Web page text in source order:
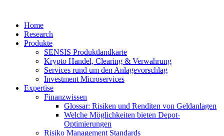
Home
Research
Produkte
SENSIS Produktlandkarte
Krypto Handel, Clearing & Verwahrung
Services rund um den Anlagevorschlag
Investment Microservices
Expertise
Finanzwissen
Glossar: Risiken und Renditen von Geldanlagen
Welche Möglichkeiten bieten Depot-
Optimierungen
Risiko Management Standards